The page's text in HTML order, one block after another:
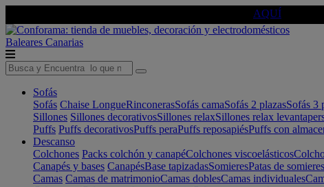
AQUÍ
Baleares Canarias
Sofás
Sofás Chaise LongueRinconerasSofás camaSofás 2 plazasSofás 3
Sillones Sillones decorativosSillones relaxSillones relax
Puffs Puffs decorativosPuffs peraPuffs reposapiésPuffs con
Descanso
Colchones Packs colchón y canapéColchones viscoelásticos
Canapés y bases CanapésBase tapizadasSomieresPatas de somieres
Camas Camas de matrimonioCamas doblesCamas individuales